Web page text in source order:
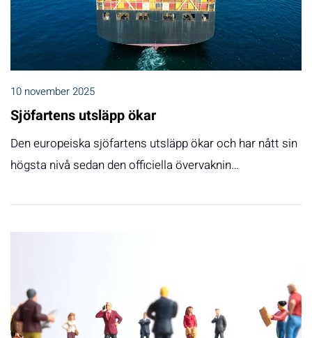
10 november 2025
Sjöfartens utsläpp ökar
Den europeiska sjöfartens utsläpp ökar och har nått sin
högsta nivå sedan den officiella övervaknin…